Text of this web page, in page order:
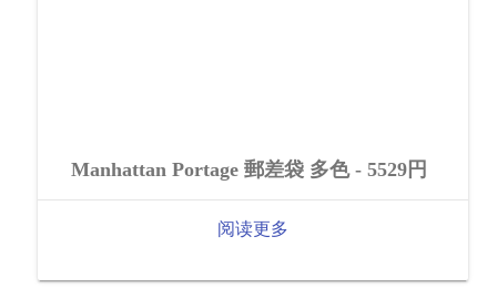
Manhattan Portage 郵差袋 多色 - 5529円
阅读更多